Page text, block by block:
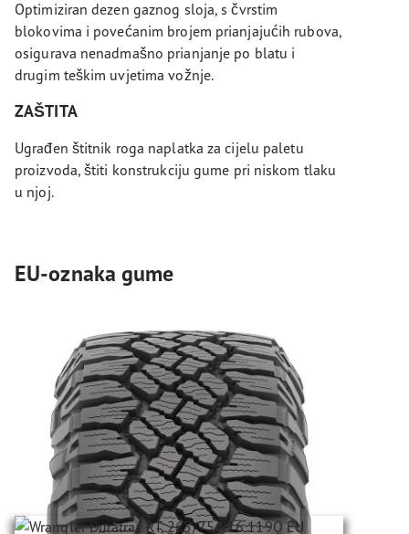
Optimiziran dezen gaznog sloja, s čvrstim
blokovima i povećanim brojem prianjajućih rubova,
osigurava nenadmašno prianjanje po blatu i
drugim teškim uvjetima vožnje.
ZAŠTITA
Ugrađen štitnik roga naplatka za cijelu paletu
proizvoda, štiti konstrukciju gume pri niskom tlaku
u njoj.
EU-oznaka gume